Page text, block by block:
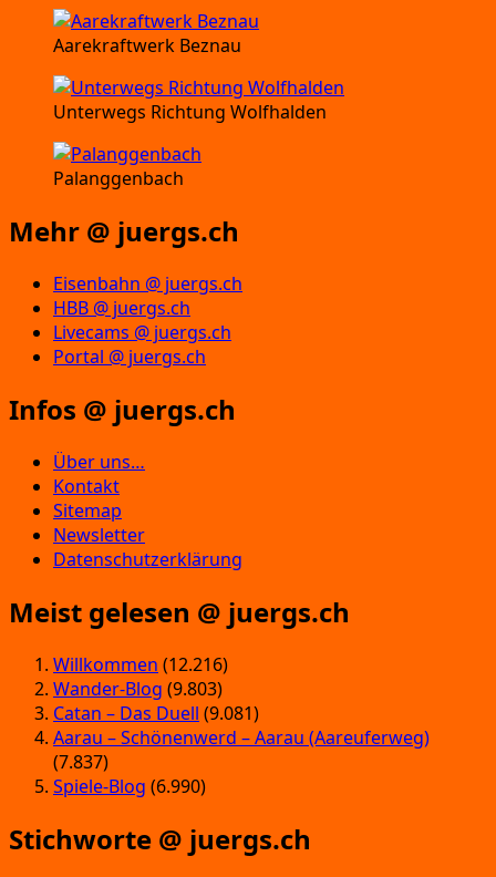
Aarekraftwerk Beznau
Unterwegs Richtung Wolfhalden
Palanggenbach
Mehr @ juergs.ch
Eisenbahn @ juergs.ch
HBB @ juergs.ch
Livecams @ juergs.ch
Portal @ juergs.ch
Infos @ juergs.ch
Über uns…
Kontakt
Sitemap
Newsletter
Datenschutzerklärung
Meist gelesen @ juergs.ch
Willkommen (12.216)
Wander-Blog (9.803)
Catan – Das Duell (9.081)
Aarau – Schönenwerd – Aarau (Aareuferweg)
(7.837)
Spiele-Blog (6.990)
Stichworte @ juergs.ch